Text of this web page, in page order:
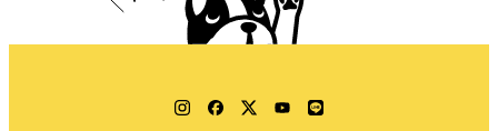
Instagram
Facebook
TwitterYouTube
LINE